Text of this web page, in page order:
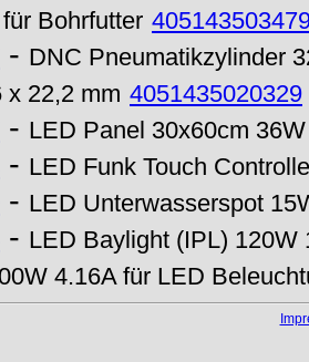
Bohrfutter
- DNC Pneumatikzylinder
22,2 mm 4051435020329
- LED Panel 30x60cm
- LED Funk Touch
- LED Unterwasserspot
- LED Baylight (IPL) 120W
4.16A für LED